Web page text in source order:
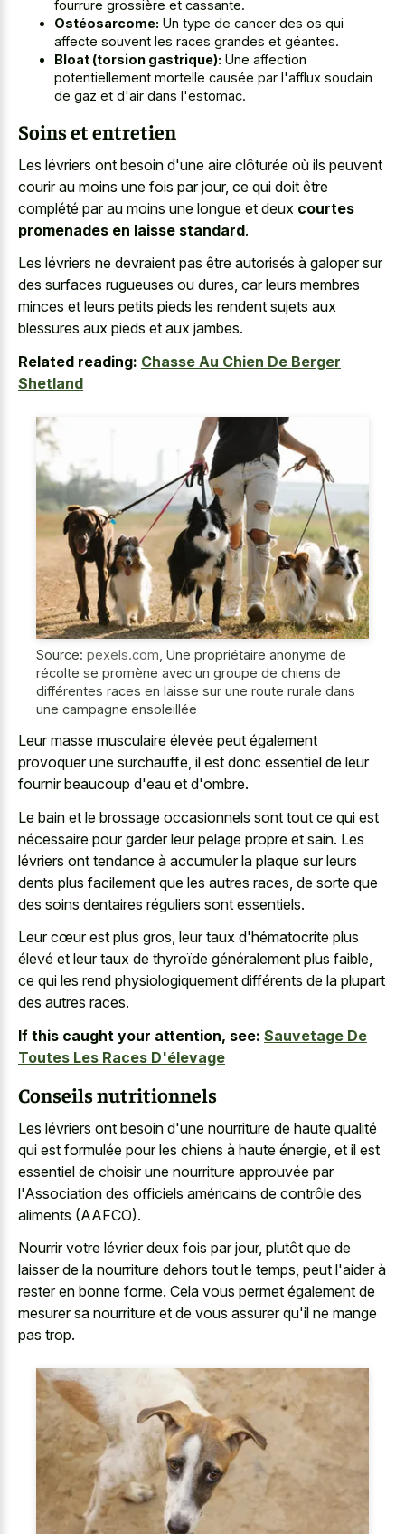
fourrure grossière et cassante.
Ostéosarcome: Un type de cancer des os qui
affecte souvent les races grandes et géantes.
Bloat (torsion gastrique): Une affection
potentiellement mortelle causée par l'afflux soudain
de gaz et d'air dans l'estomac.
Soins et entretien
Les lévriers ont besoin d'une aire clôturée où ils peuvent
courir au moins une fois par jour, ce qui doit être
complété par au moins une longue et deux courtes
promenades en laisse standard.
Les lévriers ne devraient pas être autorisés à galoper sur
des surfaces rugueuses ou dures, car leurs membres
minces et leurs petits pieds les rendent sujets aux
blessures aux pieds et aux jambes.
Related reading: Chasse Au Chien De Berger
Shetland
Source: pexels.com Une propriétaire anonyme de
récolte se promène avec un groupe de chiens de
différentes races en laisse sur une route rurale dans
une campagne ensoleillée
Leur masse musculaire élevée peut également
provoquer une surchauffe, il est donc essentiel de leur
fournir beaucoup d'eau et d'ombre.
Le bain et le brossage occasionnels sont tout ce qui est
nécessaire pour garder leur pelage propre et sain. Les
lévriers ont tendance à accumuler la plaque sur leurs
dents plus facilement que les autres races, de sorte que
des soins dentaires réguliers sont essentiels.
Leur cœur est plus gros, leur taux d'hématocrite plus
élevé et leur taux de thyroïde généralement plus faible,
ce qui les rend physiologiquement différents de la plupart
des autres races.
If this caught your attention, see: Sauvetage De
Toutes Les Races D'élevage
Conseils nutritionnels
Les lévriers ont besoin d'une nourriture de haute qualité
qui est formulée pour les chiens à haute énergie, et il est
essentiel de choisir une nourriture approuvée par
l'Association des officiels américains de contrôle des
aliments (AAFCO).
Nourrir votre lévrier deux fois par jour, plutôt que de
laisser de la nourriture dehors tout le temps, peut l'aider à
rester en bonne forme. Cela vous permet également de
mesurer sa nourriture et de vous assurer qu'il ne mange
pas trop.